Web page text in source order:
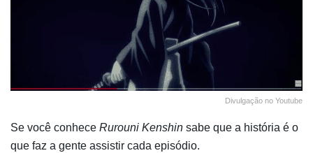
Divulgação no Youtube
Se você conhece Rurouni Kenshin sabe que a história é o
que faz a gente assistir cada episódio.